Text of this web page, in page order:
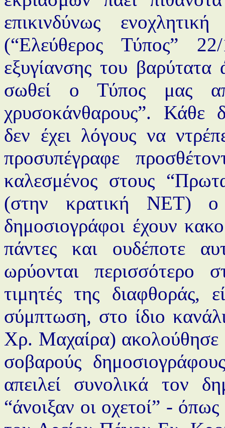
επικινδύνως
(“Ελεύθερος Τύπος”
εξυγίανσης του
σωθεί ο Τύπος μας
χρυσοκάνθαρους”. Κάθε
δεν έχει λόγους να
προσυπέγραφε
καλεσμένος στους
(στην κρατική ΝΕΤ)
δημοσιογράφοι έχουν
πάντες και ουδέποτε
ωρύονται περισσότερο
τιμητές της διαφθοράς,
σύμπτωση, στο ίδιο
Χρ. Μαχαίρα) ακολούθησε
σοβαρούς
απειλεί συνολικά τον
“άνοιξαν οι οχετοί” - όπως